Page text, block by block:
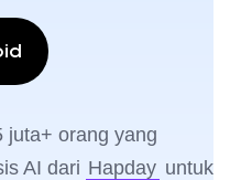
juta+ orang yang
AI dari Hapday untuk